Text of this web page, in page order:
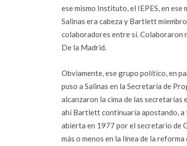
ese mismo Instituto, el IEPES, en
Salinas era cabeza y Bartlett
colaboradores entre sí. Colaboraron
De la Madrid.
Obviamente, ese grupo político, en
puso a Salinas en la Secretaría de
alcanzaron la cima de las secretarías
ahí Bartlett continuaría apostando,
abierta en 1977 por el secretario de
más o menos en la línea de la